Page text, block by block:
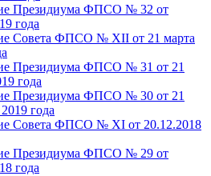
Президиума ФПСО № 32 от
года
Совета ФПСО № XII от 21 марта
Президиума ФПСО № 31 от 21
года
Президиума ФПСО № 30 от 21
года
Совета ФПСО № XI от 20.12.2018
Президиума ФПСО № 29 от
года